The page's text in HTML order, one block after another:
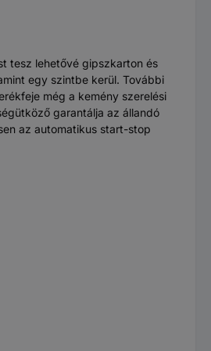
tesz lehetővé gipszkarton és
egy szintbe kerül. További
még a kemény szerelési
garantálja az állandó
az automatikus start-stop